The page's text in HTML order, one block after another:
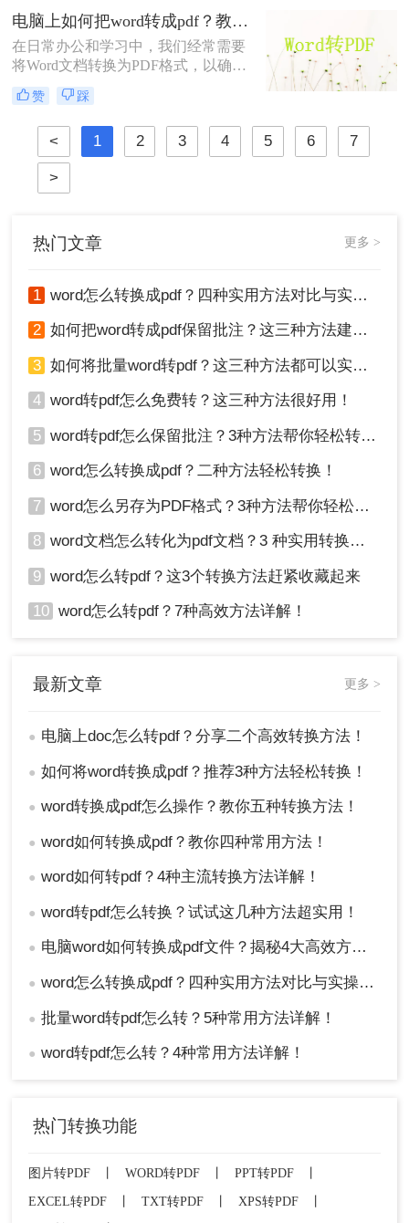
然而，PDF文件并不易于编辑，因
此，将其转换为Word文档成为了一种
常见的需求。那么电脑上如何把pdf转
换成word文档呢？本文将介绍二种在
电脑上将PDF转换成Word文档的实用
方法。
电脑上如何把word转成pdf？教你2种转换方法！
在日常办公和学习中，我们经常需要
将Word文档转换为PDF格式，以确保
文件在不同设备和平台上保持一致的
格式和排版。那么电脑上如何把word
转成pdf呢？本文将介绍两种常用的将
Word转为PDF的方法。
赞 踩
< 1 2 3 4 5 6 7
>
热门文章 更多 >
1 word怎么转换成pdf？四种实用方法对比与实操指南（附详细表格）！
2 如何把word转成pdf保留批注？这三种方法建议收藏！
3 如何将批量word转pdf？这三种方法都可以实现批量转换
4 word转pdf怎么免费转？这三种方法很好用！
5 word转pdf怎么保留批注？3种方法帮你轻松转换！
6 word怎么转换成pdf？二种方法轻松转换！
7 word怎么另存为PDF格式？3种方法帮你轻松转换!
8 word文档怎么转化为pdf文档？3 种实用转换方法，完美保留原文档格式！
9 word怎么转pdf？这3个转换方法赶紧收藏起来
10 word怎么转pdf？7种高效方法详解！
最新文章 更多 >
● 电脑上doc怎么转pdf？分享二个高效转换方法！
● 如何将word转换成pdf？推荐3种方法轻松转换！
● word转换成pdf怎么操作？教你五种转换方法！
● word如何转换成pdf？教你四种常用方法！
● word如何转pdf？4种主流转换方法详解！
● word转pdf怎么转换？试试这几种方法超实用！
● 电脑word如何转换成pdf文件？揭秘4大高效方法，轻松搞定所有场景！
● word怎么转换成pdf？四种实用方法对比与实操指南（附详细表格）！
● 批量word转pdf怎么转？5种常用方法详解！
● word转pdf怎么转？4种常用方法详解！
热门转换功能
图片转PDF 丨 WORD转PDF 丨 PPT转PDF
丨
EXCEL转PDF
丨 TXT转PDF 丨 XPS转PDF
丨